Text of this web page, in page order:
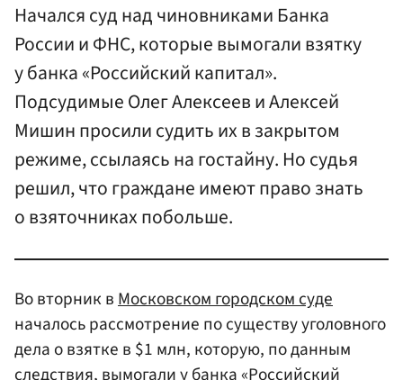
Начался суд над чиновниками Банка
России и ФНС, которые вымогали взятку
у банка «Российский капитал».
Подсудимые Олег Алексеев и Алексей
Мишин просили судить их в закрытом
режиме, ссылаясь на гостайну. Но судья
решил, что граждане имеют право знать
о взяточниках побольше.
Во вторник в Московском городском суде
началось рассмотрение по существу уголовного
дела о взятке в $1 млн, которую, по данным
следствия, вымогали убанка «Российский